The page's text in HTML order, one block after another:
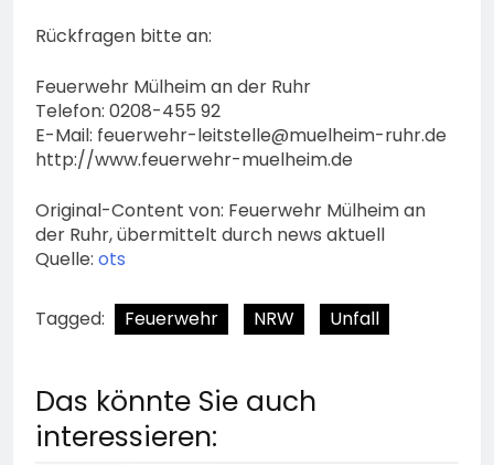
Rückfragen bitte an:
Feuerwehr Mülheim an der Ruhr
Telefon: 0208-455 92
E-Mail: feuerwehr-leitstelle@muelheim-ruhr.de
http://www.feuerwehr-muelheim.de
Original-Content von: Feuerwehr Mülheim an
der Ruhr, übermittelt durch news aktuell
Quelle: ots
Tagged: Feuerwehr NRW Unfall
Das könnte Sie auch
interessieren: